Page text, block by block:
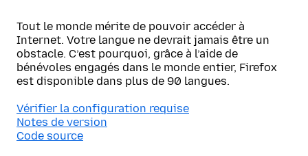
Tout le monde mérite de pouvoir accéder à
Internet. Votre langue ne devrait jamais être un
obstacle. C’est pourquoi, grâce à l’aide de
bénévoles engagés dans le monde entier, Firefox
est disponible dans plus de 90 langues.
Vérifier la configuration requise
Notes de version
Code source